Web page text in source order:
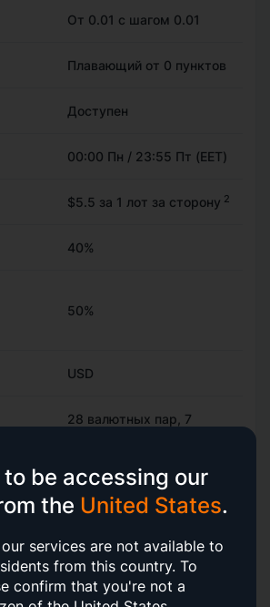
От 0.01 с шагом 0.01
Плавающий от 0 пунктов
Доступен
00:00 Пн / 23:55 Пт (EET)
$5.5 за 1 лот за сторону 2
40%
50%
USD
28 валютных пар, 7
криптовалют , 19 ETF, 400
акций
Да
to be accessing our
the United States.
services are not available to
from this country. To
confirm that you're not a